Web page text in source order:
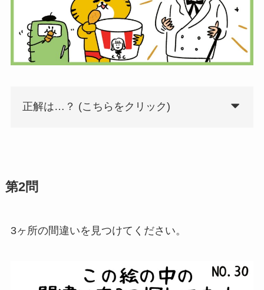
正解は…？ (こちらをクリック)
第2問
3ヶ所の間違いを見つけてください。